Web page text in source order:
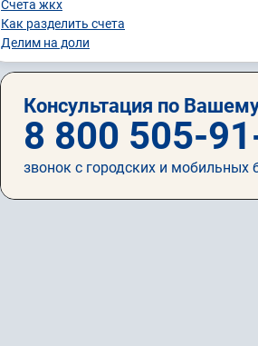
Счета жкх
Как разделить счета
Делим на доли
Консультация по
8 800 505-
звонок с городских и мобильных